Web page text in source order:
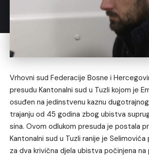
Vrhovni sud Federacije Bosne i
presudu Kantonalni sud u Tuzli kojom je
osuđen na jedinstvenu kaznu
trajanju od 45 godina zbog ubistva
sina. Ovom odlukom presuda je postala
Kantonalni sud u Tuzli ranije je Selimovića
za dva krivična djela ubistva počinjena na